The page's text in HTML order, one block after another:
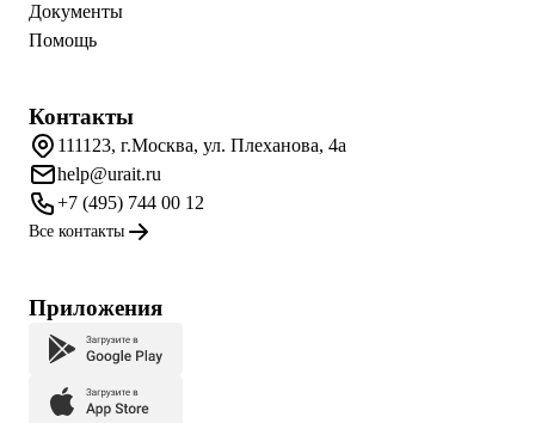
Документы
Помощь
Контакты
111123, г.Москва, ул. Плеханова, 4а
help@urait.ru
+7 (495) 744 00 12
Все контакты
Приложения